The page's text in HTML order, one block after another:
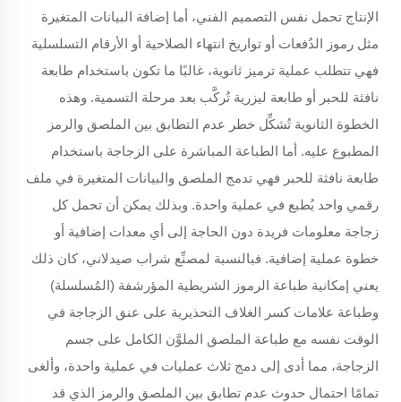
الإنتاج تحمل نفس التصميم الفني، أما إضافة البيانات المتغيرة
مثل رموز الدُفعات أو تواريخ انتهاء الصلاحية أو الأرقام التسلسلية
فهي تتطلب عملية ترميز ثانوية، غالبًا ما تكون باستخدام طابعة
نافثة للحبر أو طابعة ليزرية تُركَّب بعد مرحلة التسمية. وهذه
الخطوة الثانوية تُشكِّل خطر عدم التطابق بين الملصق والرمز
المطبوع عليه. أما الطباعة المباشرة على الزجاجة باستخدام
طابعة نافثة للحبر فهي تدمج الملصق والبيانات المتغيرة في ملف
رقمي واحد يُطبع في عملية واحدة. وبذلك يمكن أن تحمل كل
زجاجة معلومات فريدة دون الحاجة إلى أي معدات إضافية أو
خطوة عملية إضافية. فبالنسبة لمصنِّع شراب صيدلاني، كان ذلك
يعني إمكانية طباعة الرموز الشريطية المؤرشفة (المُسلسلة)
وطباعة علامات كسر الغلاف التحذيرية على عنق الزجاجة في
الوقت نفسه مع طباعة الملصق الملوَّن الكامل على جسم
الزجاجة، مما أدى إلى دمج ثلاث عمليات في عملية واحدة، وألغى
تمامًا احتمال حدوث عدم تطابق بين الملصق والرمز الذي قد